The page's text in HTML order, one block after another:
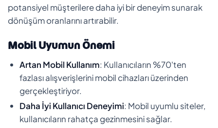
potansiyel müşterilere daha iyi bir deneyim sunarak
dönüşüm oranlarını artırabilir.
Mobil Uyumun Önemi
Artan Mobil Kullanım: Kullanıcıların %70'ten
fazlası alışverişlerini mobil cihazları üzerinden
gerçekleştiriyor.
Daha İyi Kullanıcı Deneyimi: Mobil uyumlu siteler,
kullanıcıların rahatça gezinmesini sağlar.